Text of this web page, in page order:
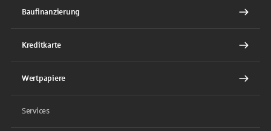
Baufinanzierung
Kreditkarte
Wertpapiere
Services